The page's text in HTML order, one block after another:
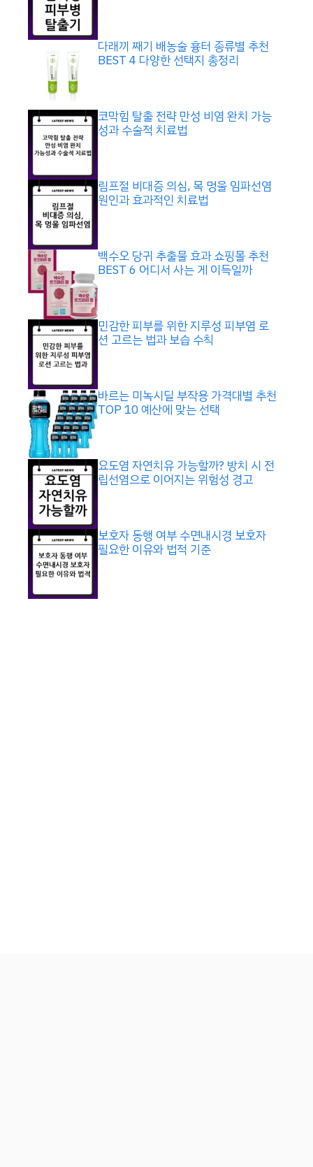
다래끼 째기 배농술 흉터 종류별 추천
BEST 4 다양한 선택지 총정리
코막힘 탈출 전략 만성 비염 완치 가능
성과 수술적 치료법
림프절 비대증 의심, 목 멍울 임파선염
원인과 효과적인 치료법
백수오 당귀 추출물 효과 쇼핑몰 추천
BEST 6 어디서 사는 게 이득일까
민감한 피부를 위한 지루성 피부염 로
션 고르는 법과 보습 수칙
바르는 미녹시딜 부작용 가격대별 추천
TOP 10 예산에 맞는 선택
요도염 자연치유 가능할까? 방치 시 전
립선염으로 이어지는 위험성 경고
보호자 동행 여부 수면내시경 보호자
필요한 이유와 법적 기준